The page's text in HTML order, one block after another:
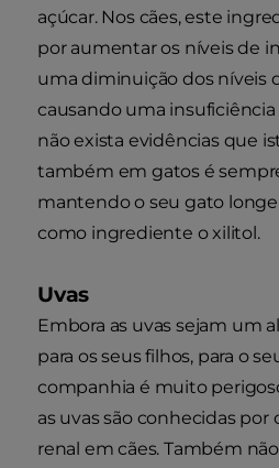
açúcar. Nos cães, este
por aumentar os níveis de
uma diminuição dos níveis
causando uma
não exista evidências que
também em gatos é
mantendo o seu gato
como ingrediente o xilitol.
Uvas
Embora as uvas sejam um
para os seus filhos, para o
companhia é muito
as uvas são conhecidas por
renal em cães. Também